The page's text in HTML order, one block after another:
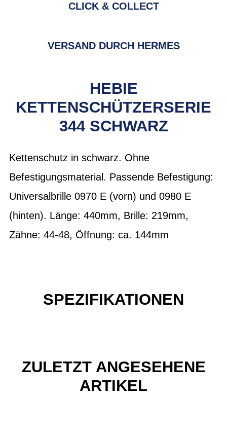
CLICK & COLLECT
VERSAND DURCH HERMES
HEBIE
KETTENSCHÜTZERSERIE
344 SCHWARZ
Kettenschutz in schwarz. Ohne
Befestigungsmaterial. Passende Befestigung:
Universalbrille 0970 E (vorn) und 0980 E
(hinten). Länge: 440mm, Brille: 219mm,
Zähne: 44-48, Öffnung: ca. 144mm
SPEZIFIKATIONEN
ZULETZT ANGESEHENE
ARTIKEL